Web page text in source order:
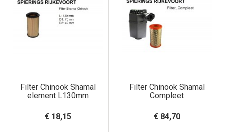
Filter Chinook Shamal
element L130mm
€ 18,15
Filter Chinook Shamal
Compleet
€ 84,70